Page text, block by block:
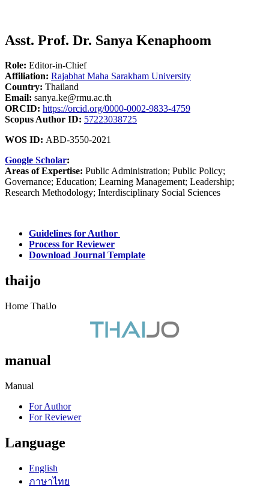
Asst. Prof. Dr. Sanya Kenaphoom
Role: Editor-in-Chief
Affiliation: Rajabhat Maha Sarakham University
Country: Thailand
Email: sanya.ke@rmu.ac.th
ORCID: https://orcid.org/0000-0002-9833-4759
Scopus Author ID: 57223038725
WOS ID: ABD-3550-2021
Google Scholar:
Areas of Expertise: Public Administration; Public Policy;
Governance; Education; Learning Management; Leadership;
Research Methodology; Interdisciplinary Social Sciences
Guidelines for Author
Process for Reviewer
Download Journal Template
thaijo
Home ThaiJo
manual
Manual
For Author
For Reviewer
Language
English
ภาษาไทย